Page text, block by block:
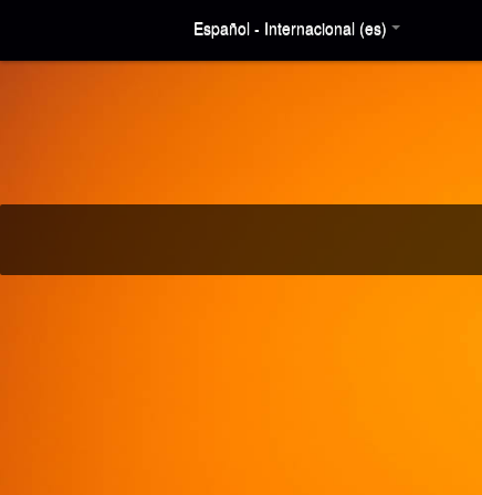
Español - Internacional (es)